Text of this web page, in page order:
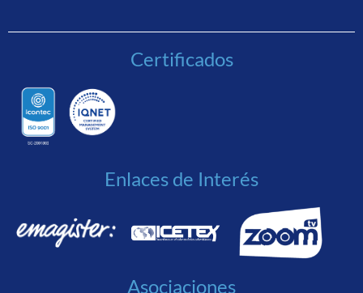
Certificados
Enlaces de Interés
Asociaciones